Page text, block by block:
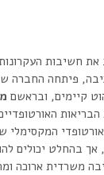
חשיבות
פיתחה החברה
קיימים, ובראשם
המקסימלי
בהחלט יכולים
משרדית ארוכה